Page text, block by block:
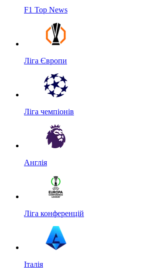
F1 Top News
Ліга Європи
Ліга чемпіонів
Англія
Ліга конференцій
Італія